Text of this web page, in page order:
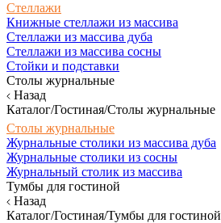
Стеллажи
Книжные стеллажи из массива
Стеллажи из массива дуба
Стеллажи из массива сосны
Стойки и подставки
Столы журнальные
Назад
Каталог/Гостиная/Столы журнальные
Столы журнальные
Журнальные столики из массива дуба
Журнальные столики из сосны
Журнальный столик из массива
Тумбы для гостиной
Назад
Каталог/Гостиная/Тумбы для гостиной